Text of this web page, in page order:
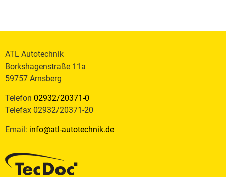
ATL Autotechnik
Borkshagenstraße 11a
59757 Arnsberg
Telefon 02932/20371-0
Telefax 02932/20371-20
Email: info@atl-autotechnik.de